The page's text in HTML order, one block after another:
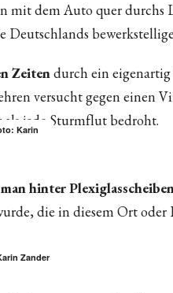
mit dem Auto quer durchs
Deutschlands
Zeitendurch ein
versucht gegen einen
jede Sturmflut bedroht.
Karin
hinter
die in diesem Ort oder
Zander